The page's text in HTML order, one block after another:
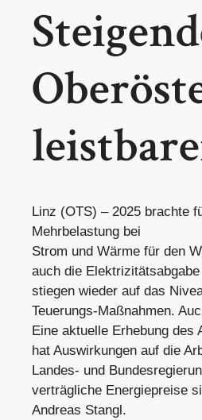
Linz (OTS) – 2025 brachte
Mehrbelastung bei
Strom und Wärme für den
auch die
stiegen wieder auf das
Teuerungs-Maßnahmen.
Eine aktuelle Erhebung des
hat Auswirkungen auf die
Landes- und
verträgliche Energiepreise
Andreas Stangl.